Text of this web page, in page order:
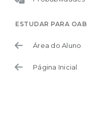
ESTUDAR PARA OAB
Área do Aluno
Página Inicial